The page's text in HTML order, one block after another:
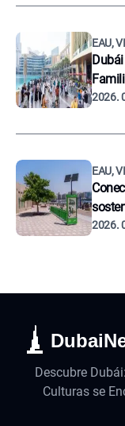
EAU,
2026.
EAU,
2026.
Descubre
Culturas se